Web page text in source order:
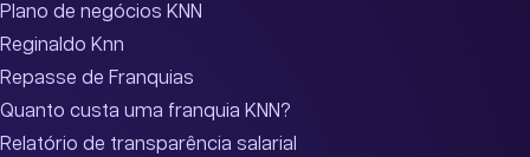
Plano de negócios KNN
Reginaldo Knn
Repasse de Franquias
Quanto custa uma franquia KNN?
Relatório de transparência salarial